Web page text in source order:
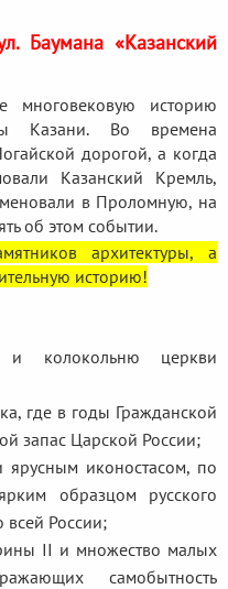
Баумана «Казанский
многовековую историю
Казани. Во времена
дорогой, а когда
Казанский Кремль,
в Проломную, на
об этом событии.
архитектуры, а
историю!
и колокольню церкви
где в годы Гражданской
запас Царской России;
иконостасом, по
образцом русского
всей России;
II и множество малых
самобытность